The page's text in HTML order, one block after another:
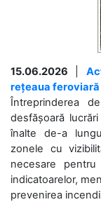
15.06.2026
rețeaua
Întreprinderea
desfășoară
înalte de-a
zonele cu
necesare pentru
indicatoarelor,
prevenirea